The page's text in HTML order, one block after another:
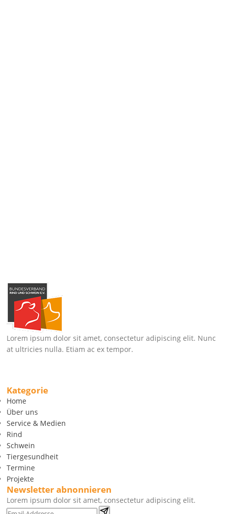
Lorem ipsum dolor sit amet, consectetur adipiscing elit. Nunc
at ultricies nulla. Etiam ac ex tempor.
Kategorie
Home
Über uns
Service & Medien
Rind
Schwein
Tiergesundheit
Termine
Projekte
Newsletter abnonnieren
Lorem ipsum dolor sit amet, consectetur adipiscing elit.